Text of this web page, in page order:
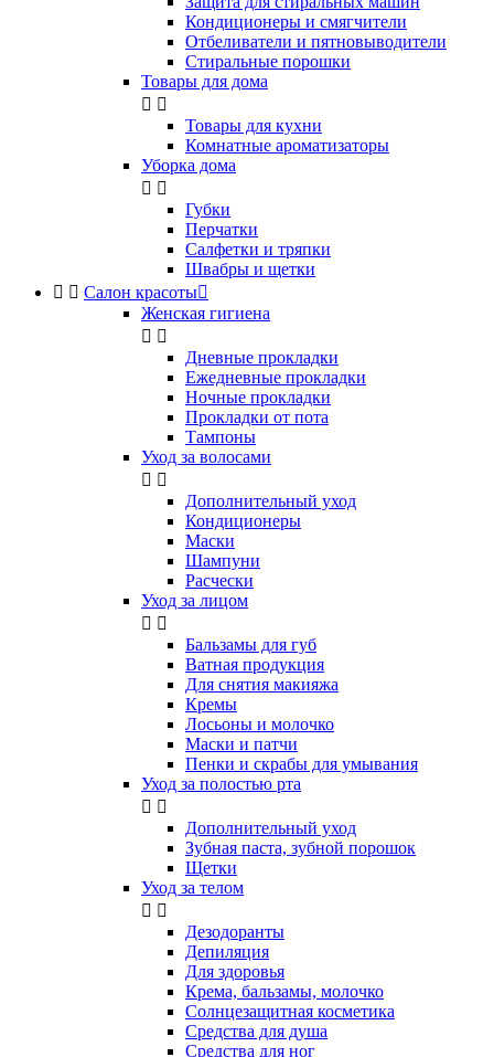
Кондиционеры и смягчители
Отбеливатели и пятновыводители
Стиральные порошки
Товары для дома
 
Товары для кухни
Комнатные ароматизаторы
Уборка дома
 
Губки
Перчатки
Салфетки и тряпки
Швабры и щетки
  Салон красоты
Женская гигиена
 
Дневные прокладки
Ежедневные прокладки
Ночные прокладки
Прокладки от пота
Тампоны
Уход за волосами
 
Дополнительный уход
Кондиционеры
Маски
Шампуни
Расчески
Уход за лицом
 
Бальзамы для губ
Ватная продукция
Для снятия макияжа
Кремы
Лосьоны и молочко
Маски и патчи
Пенки и скрабы для умывания
Уход за полостью рта
 
Дополнительный уход
Зубная паста, зубной порошок
Щетки
Уход за телом
 
Дезодоранты
Депиляция
Для здоровья
Крема, бальзамы, молочко
Солнцезащитная косметика
Средства для душа
Средства для ног